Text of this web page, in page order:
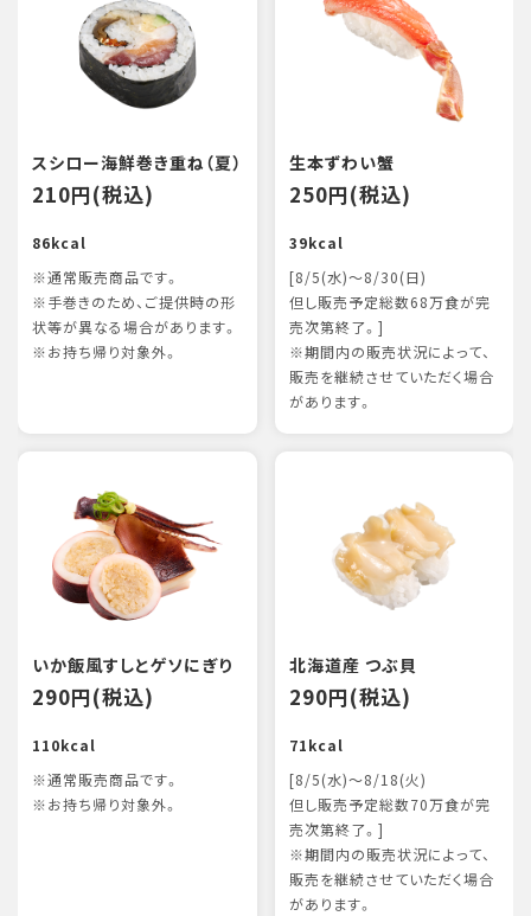
スシロー海鮮巻き重ね（夏）
210円(税込)
86kcal
※通常販売商品です。
※手巻きのため、ご提供時の形
状等が異なる場合があります。
※お持ち帰り対象外。
生本ずわい蟹
250円(税込)
39kcal
[8/5(水)～8/30(日)
但し販売予定総数68万食が完
売次第終了。]
※期間内の販売状況によって、
販売を継続させていただく場合
があります。
いか飯風すしとゲソにぎり
290円(税込)
110kcal
※通常販売商品です。
※お持ち帰り対象外。
北海道産 つぶ貝
290円(税込)
71kcal
[8/5(水)～8/18(火)
但し販売予定総数70万食が完
売次第終了。]
※期間内の販売状況によって、
販売を継続させていただく場合
があります。